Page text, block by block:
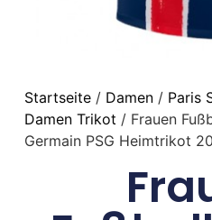
Startseite/ Damen/ Paris
Damen Trikot / Frauen
Germain PSG Heimtrikot